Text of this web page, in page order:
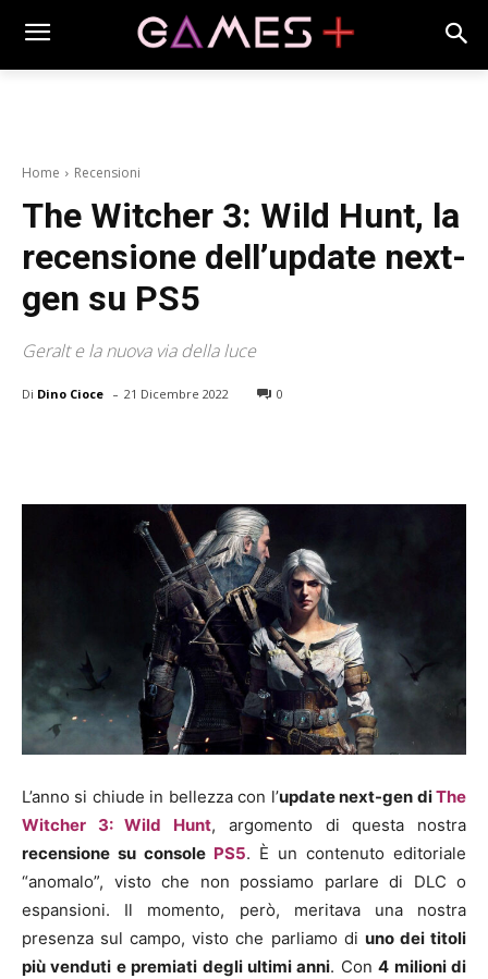
Home Recensioni
The Witcher 3: Wild Hunt, la
recensione dell’update next-
gen su PS5
Geralt e la nuova via della luce
Di Dino Cioce - 21 Dicembre 2022 0
L’anno si chiude in bellezza con l’update next-gen diThe
Witcher 3: Wild Hunt, argomento di questa nostra
recensione su console PS5. È un contenuto editoriale
“anomalo”, visto che non possiamo parlare di DLC o
espansioni. Il momento, però, meritava una nostra
presenza sul campo, visto che parliamo di uno dei titoli
più venduti e premiati degli ultimi anni. Con4 milioni di